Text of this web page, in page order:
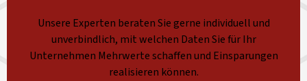
Unsere Experten beraten Sie gerne individuell und
unverbindlich, mit welchen Daten Sie für Ihr
Unternehmen Mehrwerte schaffen und Einsparungen
realisieren können.